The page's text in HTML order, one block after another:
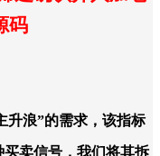
码
升浪”的需求，该指标
卖信号，我们将其拆